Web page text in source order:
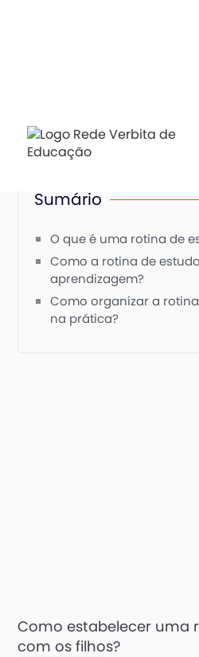
Sumário
O que é uma rotina de
Como a rotina de
aprendizagem?
Como organizar a
na prática?
Como estabelecer uma
com os filhos?